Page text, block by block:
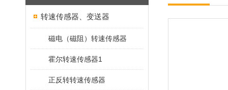
转速传感器、变送器
磁电（磁阻）转速传感器
霍尔转速传感器1
正反转转速传感器